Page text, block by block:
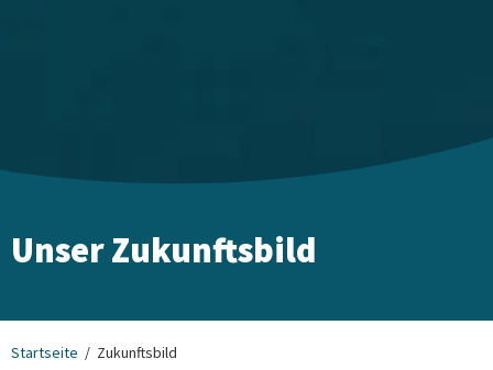
Unser Zukunftsbild
Startseite Zukunftsbild